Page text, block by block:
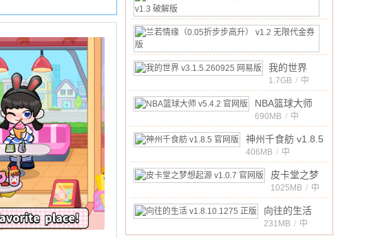
免
券）
中
步
限
中
我的世界
v3.1.5.260925
1.7GB / 中
文 / 10.00
NBA篮球大师
v5.4.2 官网版
690MB / 中
文 / 10.00
神州千食舫 v1.8.5
官网版
406MB / 中
文 / 10.00
皮卡堂之梦
想起源
版
1025MB / 中
文 / 10.00
向往的生活
v1.8.10.1275
231MB / 中
文 / 10.00